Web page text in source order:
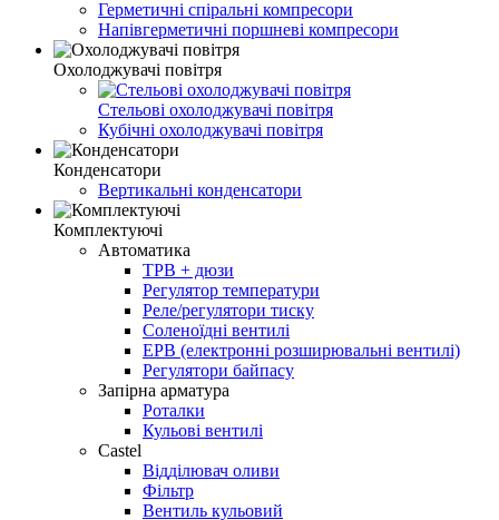
Герметичні спіральні компресори
Напівгерметичні поршневі компресори
Охолоджувачі повітря
Стельові охолоджувачі повітря
Кубічні охолоджувачі повітря
Конденсатори
Вертикальні конденсатори
Комплектуючі
Автоматика
ТРВ + дюзи
Регулятор температури
Реле/регулятори тиску
Соленоїдні вентилі
ЕРВ (електронні розширювальні вентилі)
Регулятори байпасу
Запірна арматура
Роталки
Кульові вентилі
Castel
Відділювач оливи
Фільтр
Вентиль кульовий